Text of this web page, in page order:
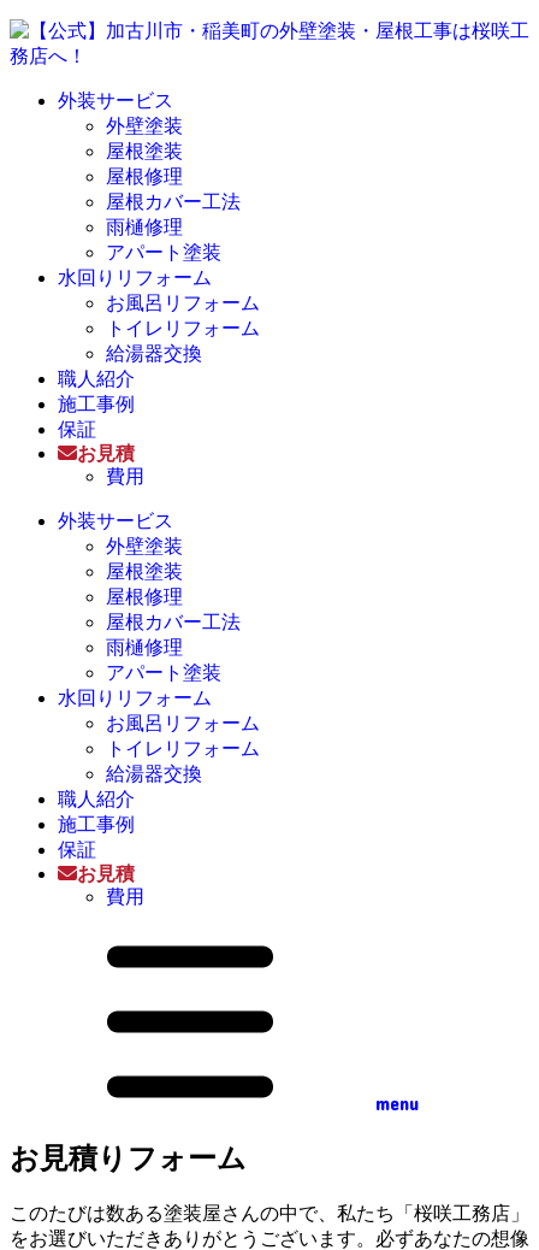
外装サービス
外壁塗装
屋根塗装
屋根修理
屋根カバー工法
雨樋修理
アパート塗装
水回りリフォーム
お風呂リフォーム
トイレリフォーム
給湯器交換
職人紹介
施工事例
保証
お見積
費用
外装サービス
外壁塗装
屋根塗装
屋根修理
屋根カバー工法
雨樋修理
アパート塗装
水回りリフォーム
お風呂リフォーム
トイレリフォーム
給湯器交換
職人紹介
施工事例
保証
お見積
費用
menu
お見積りフォーム
このたびは数ある塗装屋さんの中で、私たち「桜咲工務店」
をお選びいただきありがとうございます。必ずあなたの想像